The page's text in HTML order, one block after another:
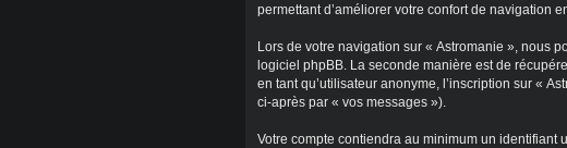
permettant d’améliorer votre confort de navigation
Lors de votre navigation sur « Astromanie », nous
logiciel phpBB. La seconde manière est de
en tant qu’utilisateur anonyme, l’inscription sur «
ci-après par « vos messages »).
Votre compte contiendra au minimum un identifiant